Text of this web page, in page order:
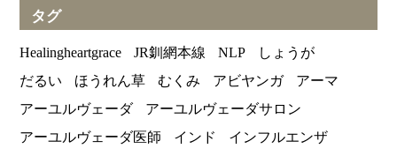
タグ
Healingheartgrace JR釧網本線 NLP
しょうが
だるい
ほうれん草 むくみ アビヤンガ
アーマ
アーユルヴェーダ
アーユルヴェーダサロン
アーユルヴェーダ医師
インド
インフルエンザ